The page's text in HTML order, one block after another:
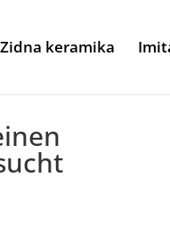
Zidna keramika